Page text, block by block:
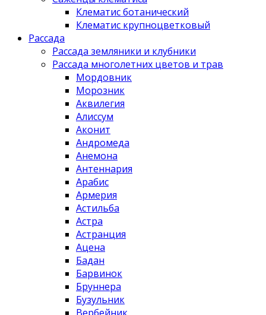
Клематис ботанический
Клематис крупноцветковый
Рассада
Рассада земляники и клубники
Рассада многолетних цветов и трав
Мордовник
Морозник
Аквилегия
Алиссум
Аконит
Андромеда
Анемона
Антеннария
Арабис
Армерия
Астильба
Астра
Астранция
Ацена
Бадан
Барвинок
Бруннера
Бузульник
Вербейник